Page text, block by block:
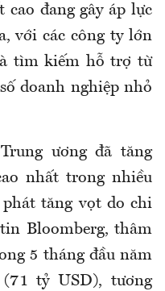
cao đang gây áp lực
với các công ty lớn
tìm kiếm hỗ trợ từ
doanh nghiệp nhỏ
ương đã tăng
nhất trong nhiều
tăng vọt do chi
Bloomberg, thâm
5 tháng đầu năm
tỷ USD), tương